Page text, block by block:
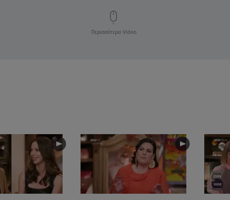
Περισσότερα Video